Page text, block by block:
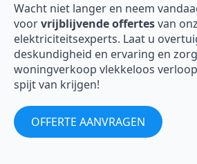
Wacht niet langer en neem
voorvrijblijvende offertesvan
elektriciteitsexperts. Laat u
deskundigheid en ervaring en
woningverkoop vlekkeloos
spijt van krijgen!
OFFERTE AANVRAGEN